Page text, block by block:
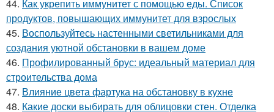
44. Как укрепить иммунитет с помощью еды. Список
продуктов, повышающих иммунитет для взрослых
45. Воспользуйтесь настенными светильниками для
создания уютной обстановки в вашем доме
46. Профилированный брус: идеальный материал для
строительства дома
47. Влияние цвета фартука на обстановку в кухне
48. Какие доски выбирать для облицовки стен. Отделка